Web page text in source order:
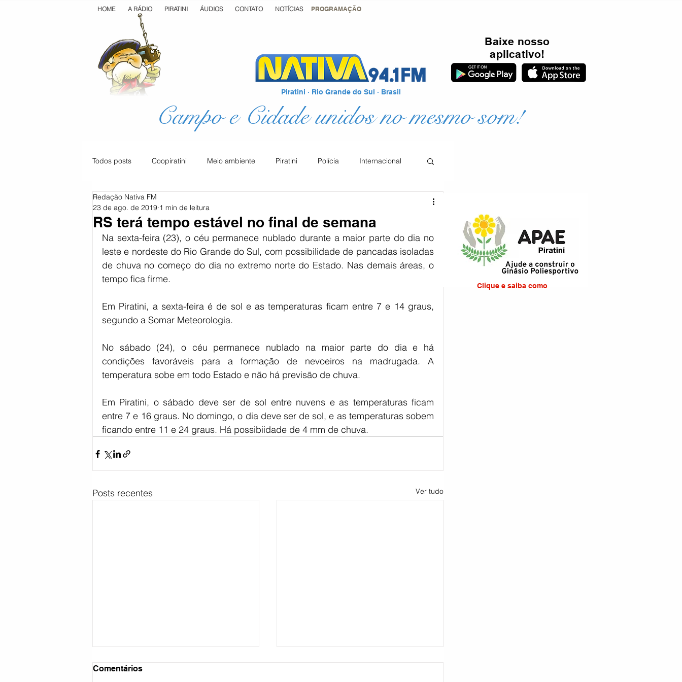
Campo e Cidade unidos no mesmo som!
Piratini · Rio Grande do Sul · Brasil
HOME A RÁDIO PIRATINI ÁUDIOS CONTATO NOTÍCIAS PROGRAMAÇÃO
Baixe nosso
aplicativo!
Todos posts Coopiratini Meio ambiente Piratini Polícia Internacional
Geral Cultura
Coronavírus Política Região Sul Rural Pinheiro Machado
Esportes
RS terá tempo estável no final de semana
Redação Nativa FM
23 de ago. de 2019 1 min de leitura
Na sexta-feira (23), o céu permanece nublado durante a maior parte do dia no
leste e nordeste do Rio Grande do Sul, com possibilidade de pancadas isoladas
de chuva no começo do dia no extremo norte do Estado. Nas demais áreas, o
tempo fica firme.
Em Piratini, a sexta-feira é de sol e as temperaturas ficam entre 7 e 14 graus,
segundo a Somar Meteorologia.
No sábado (24), o céu permanece nublado na maior parte do dia e há
condições favoráveis para a formação de nevoeiros na madrugada. A
temperatura sobe em todo Estado e não há previsão de chuva.
Em Piratini, o sábado deve ser de sol entre nuvens e as temperaturas ficam
entre 7 e 16 graus. No domingo, o dia deve ser de sol, e as temperaturas sobem
ficando entre 11 e 24 graus. Há possibiidade de 4 mm de chuva.
Posts recentes Ver tudo
Comentários
Clique e saiba como